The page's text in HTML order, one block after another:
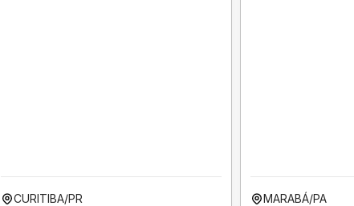
CURITIBA/PR MARABÁ/PA